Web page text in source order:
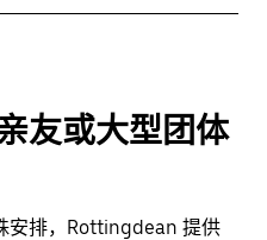
友或大型团体
安排，Rottingdean 提供